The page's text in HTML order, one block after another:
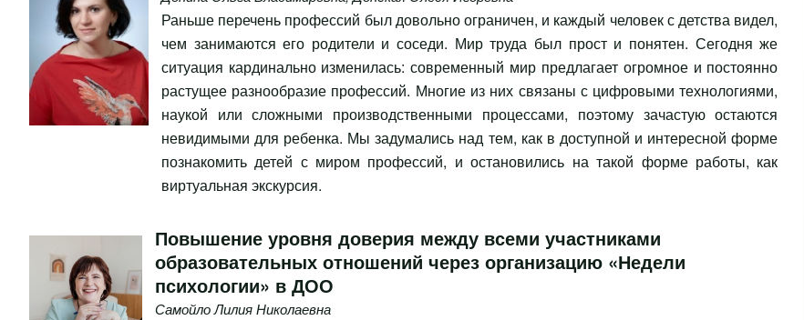
Раньше перечень профессий был довольно ограничен, и каждый человек с детства видел,
чем занимаются его родители и соседи. Мир труда был прост и понятен. Сегодня же
ситуация кардинально изменилась: современный мир предлагает огромное и постоянно
растущее разнообразие профессий. Многие из них связаны с цифровыми технологиями,
наукой или сложными производственными процессами, поэтому зачастую остаются
невидимыми для ребенка. Мы задумались над тем, как в доступной и интересной форме
познакомить детей с миром профессий, и остановились на такой форме работы, как
виртуальная экскурсия.
Повышение уровня доверия между всеми участниками
образовательных отношений через организацию «Недели
психологии» в ДОО
Самойло Лилия Николаевна